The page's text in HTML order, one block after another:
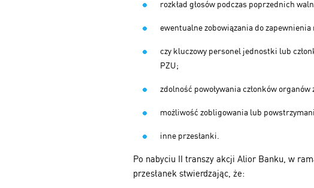
rozkład głosów podczas poprzednich
ewentualne zobowiązania do
czy kluczowy personel jednostki lub
PZU;
zdolność powoływania członków
możliwość zobligowania lub
inne przesłanki.
Po nabyciu II transzy akcji Alior Banku, w
przesłanek stwierdzając, że: